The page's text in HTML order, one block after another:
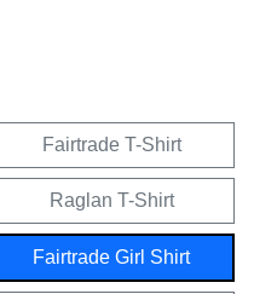
Fairtrade T-Shirt
Raglan T-Shirt
Fairtrade Girl Shirt